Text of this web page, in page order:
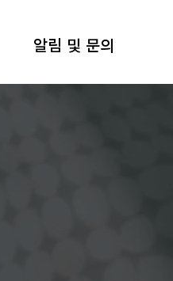
알림 및 문의